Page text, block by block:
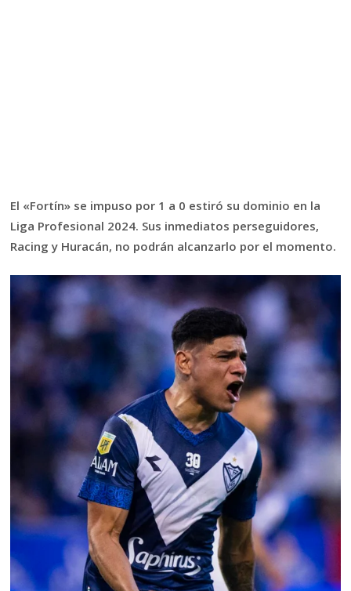
El «Fortín» se impuso por 1 a 0 estiró su dominio en la
Liga Profesional 2024. Sus inmediatos perseguidores,
Racing y Huracán, no podrán alcanzarlo por el momento.